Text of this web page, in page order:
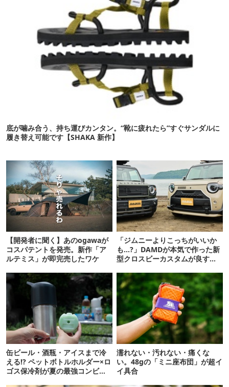
底が噛み合う、持ち運びカンタン。“靴に疲れたら”すぐサンダルに
履き替え可能です【SHAKA 新作】
【開発者に聞く】あのogawaが
コスパテントを発売。新作「ア
ルテミス」が即完売したワケ
「ジムニーよりこっちがいいか
も…?」DAMDが本気で作った新
型クロスビーカスタムが良すぎ
缶ビール・酒瓶・アイスまで冷
える!? ペットボトルホルダー×ロ
ゴス保冷剤が夏の最強コンビだ
濡れない・汚れない・痛くな
い。48gの「ミニ座布団」が超イ
イ具合